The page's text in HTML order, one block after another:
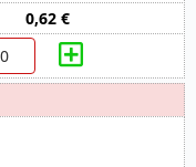
0,62 €